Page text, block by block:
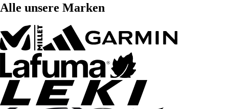
Alle unsere Marken